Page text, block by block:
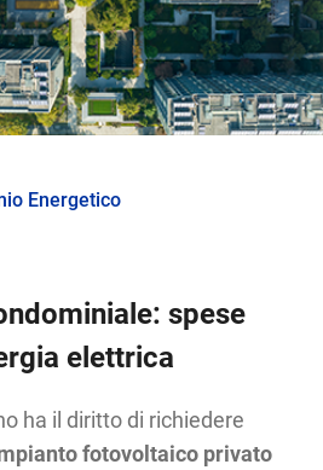
Energetico
spese
elettrica
ha il diritto di richiedere
fotovoltaico privato